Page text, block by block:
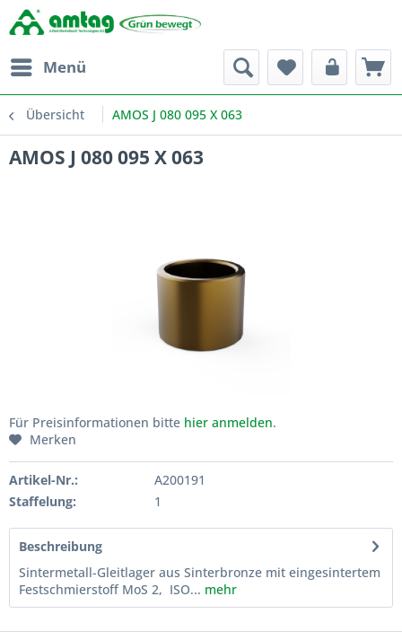
Menü
Übersicht AMOS J 080 095 X 063
AMOS J 080 095 X 063
Für Preisinformationen bitte hier anmelden.
Merken
Artikel-Nr.:
A200191
Staffelung:
1
Beschreibung
Sintermetall-Gleitlager aus Sinterbronze mit eingesintertem
Festschmierstoff MoS 2, ISO... mehr